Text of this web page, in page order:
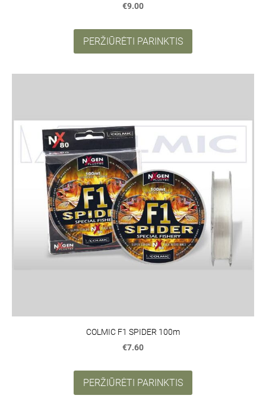
€9.00
PERŽIŪRĖTI PARINKTIS
COLMIC F1 SPIDER 100m
€7.60
PERŽIŪRĖTI PARINKTIS